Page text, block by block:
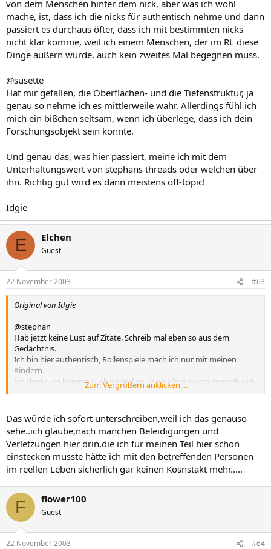
von dem Menschen hinter dem nick, aber was ich wohl
mache, ist, dass ich die nicks für authentisch nehme und dann
passiert es durchaus öfter, dass ich mit bestimmten nicks
nicht klar komme, weil ich einem Menschen, der im RL diese
Dinge äußern würde, auch kein zweites Mal begegnen muss.
@susette
Hat mir gefallen, die Oberflächen- und die Tiefenstruktur, ja
genau so nehme ich es mittlerweile wahr. Allerdings fühl ich
mich ein bißchen seltsam, wenn ich überlege, dass ich dein
Forschungsobjekt sein könnte.
Und genau das, was hier passiert, meine ich mit dem
Unterhaltungswert von stephans threads oder welchen über
ihn. Richtig gut wird es dann meistens off-topic!
Idgie
E Elchen
Guest
22 November 2003 #63
Original von Idgie
@stephan
Hab jetzt keine Lust auf Zitate. Schreib mal eben so aus dem
Gedächtnis.
Ich bin hier authentisch, Rollenspiele mach ich nur mit meinen
Kindern.
Ich denke, es kommt auch darauf an, in welchen Foren mensch sich
bewegt. Angefangen hab ich bei Scheidung/Trennung, was soll auf
Rumgelüge?
Eigentlich bin ich nie auf den Gedanken gekommen, hier jemandem
pns zu schreiben oder gar zu telephonieren, mittlerweile tue ich es
mit einigen wenigen und bin froh, hier keine Rolle gespielt zu
haben, die bei näherem Kontakt dann auffliegt.
Und ich erstelle hier wahrlich keine Peronogramme oder wie immer.
Meist mache ich mir tatsächlich überhaupt kein Bild von dem
Menschen hinter dem nick, aber was ich wohl mache, ist, dass ich
die nicks für authentisch nehme und dann passiert es durchaus
öfter, dass ich mit bestimmten nicks nicht klar komme, weil ich
einem Menschen, der im RL diese Dinge äußern würde, auch kein
zweites Mal begegnen muss.
Zum Vergrößern anklicken....
Das würde ich sofort unterschreiben,weil ich das genauso
sehe..ich glaube,nach manchen Beleidigungen und
Verletzungen hier drin,die ich für meinen Teil hier schon
einstecken musste hätte ich mit den betreffenden Personen
im reellen Leben sicherlich gar keinen Kosnstakt mehr.....
F flower100
Guest
22 November 2003 #64